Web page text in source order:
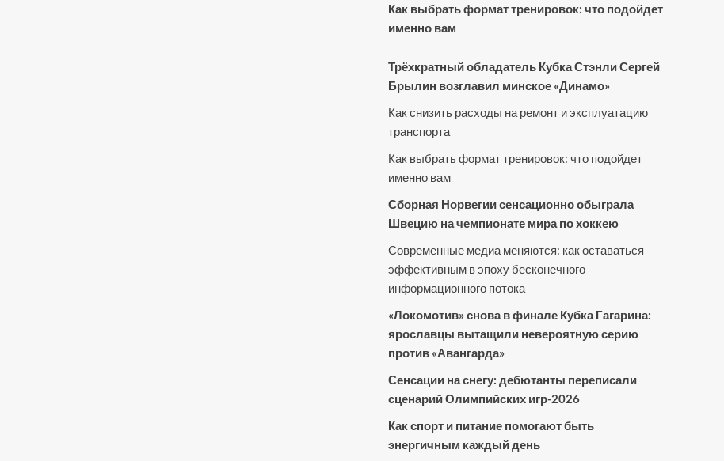
Как выбрать формат тренировок: что подойдет
именно вам
Трёхкратный обладатель Кубка Стэнли Сергей
Брылин возглавил минское «Динамо»
Как снизить расходы на ремонт и эксплуатацию
транспорта
Как выбрать формат тренировок: что подойдет
именно вам
Сборная Норвегии сенсационно обыграла
Швецию на чемпионате мира по хоккею
Современные медиа меняются: как оставаться
эффективным в эпоху бесконечного
информационного потока
«Локомотив» снова в финале Кубка Гагарина:
ярославцы вытащили невероятную серию
против «Авангарда»
Сенсации на снегу: дебютанты переписали
сценарий Олимпийских игр-2026
Как спорт и питание помогают быть
энергичным каждый день